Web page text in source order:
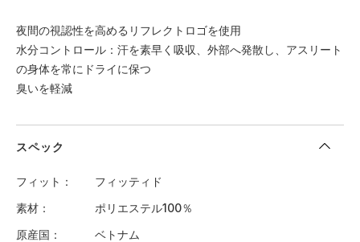
夜間の視認性を高めるリフレクトロゴを使用
水分コントロール：汗を素早く吸収、外部へ発散し、アスリート
の身体を常にドライに保つ
臭いを軽減
スペック
フィット
フィッティド
素材
ポリエステル100％
原産国
ベトナム